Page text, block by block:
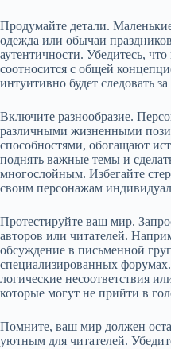
Продумайте детали.
одежда или обычаи
аутентичности. Убедитесь,
соотносится с общей
интуитивно будет следовать
Включите разнообразие.
различными жизненными
способностями, обогащают
поднять важные темы и
многослойным. Избегайте
своим персонажам
Протестируйте ваш мир.
авторов или читателей.
обсуждение в письменной
специализированных
логические несоответствия
которые могут не прийти в
Помните, ваш мир должен
уютным для читателей.